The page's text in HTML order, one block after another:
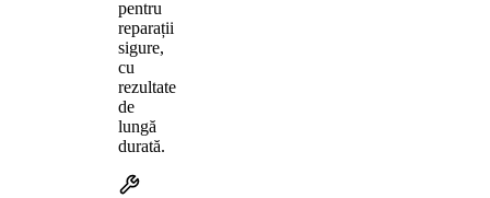
pentru
reparații
sigure,
cu
rezultate
de
lungă
durată.